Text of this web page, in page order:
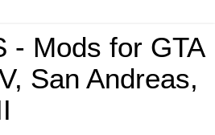
- Mods for GTA
San Andreas,